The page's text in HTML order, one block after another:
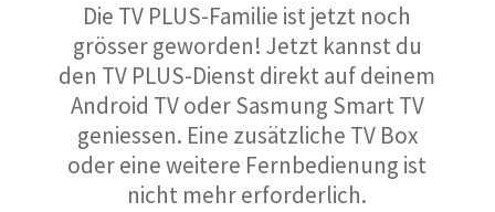
Die TV PLUS-Familie ist jetzt noch
grösser geworden! Jetzt kannst du
den TV PLUS-Dienst direkt auf deinem
Android TV oder Sasmung Smart TV
geniessen. Eine zusätzliche TV Box
oder eine weitere Fernbedienung ist
nicht mehr erforderlich.